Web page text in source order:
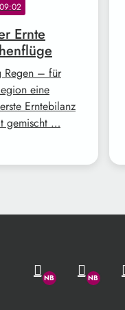
Ernte
Regen – für
eine
Erntebilanz
gemischt …